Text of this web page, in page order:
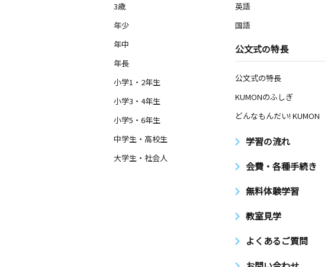
3歳
年少
年中
年長
小学1・2年生
小学3・4年生
小学5・6年生
中学生・高校生
大学生・社会人
英語
国語
公文式の特長
公文式の特長
KUMONのふしぎ
どんなもんだい! KUMON
学習の流れ
会費・各種手続き
無料体験学習
教室見学
よくあるご質問